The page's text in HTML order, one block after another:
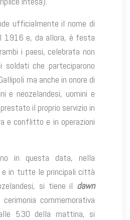
ufficialmente il nome di
1916 e, da allora, è festa
i paesi, celebrata non
soldati che parteciparono
ma anche in onore di
e neozelandesi, uomini e
il proprio servizio in
e conflitto e in operazioni
in questa data, nella
e in tutte le principali città
si tiene il dawn
commemorativa
5.30 della mattina, si